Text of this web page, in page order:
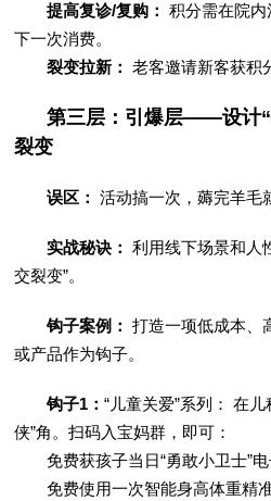
提高复诊/复购： 积分需在院
下一次消费。
裂变拉新： 老客邀请新客获积
第三层：引爆层——设计
裂变
误区： 活动搞一次，薅完羊毛
实战秘诀： 利用线下场景和人
交裂变”。
钩子案例： 打造一项低成本、
或产品作为钩子。
钩子1：“儿童关爱”系列： 在
侠”角。扫码入宝妈群，即可：
免费获孩子当日“勇敢小卫士”电
免费使用一次智能身高体重精准